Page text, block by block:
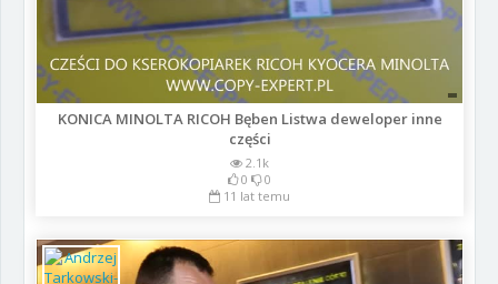
KONICA MINOLTA RICOH Bęben Listwa deweloper inne
części
2.1k
0
0
11 lat temu